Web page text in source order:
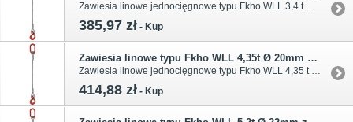
385,97 zł - Kup
Zawiesia linowe typu Fkho WLL 4,35t Ø 20mm z hakiem
414,88 zł - Kup